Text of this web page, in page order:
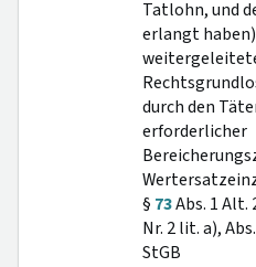
Tatlohn, und
erlangt
durch den
erforderlicher
§ 73Abs. 1 Alt.
Nr. 2 lit. a),
StGB